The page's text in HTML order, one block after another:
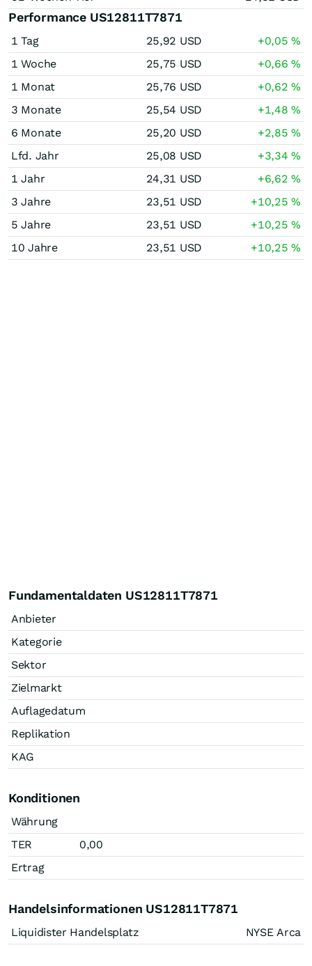
Performance US12811T7871
1 Tag 25,92 USD +0,05%
1 Woche
25,75 USD +0,66%
1 Monat
25,76 USD +0,62%
3 Monate
25,54 USD +1,48%
6 Monate
25,20 USD +2,85%
Lfd. Jahr
25,08 USD +3,34%
1 Jahr
24,31 USD +6,62%
3 Jahre
23,51 USD +10,25%
5 Jahre
23,51 USD +10,25%
10 Jahre
23,51 USD +10,25%
Fundamentaldaten US12811T7871
Anbieter
Kategorie
Sektor
Zielmarkt
Auflagedatum
Replikation
KAG
Konditionen
Währung
TER
0,00
Ertrag
Handelsinformationen US12811T7871
Liquidister Handelsplatz NYSE Arca